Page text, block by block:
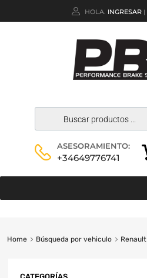
HOLA. INGRESAR |
ASESORAMIENTO:
+34649776741
Home Búsqueda por vehiculo Renault